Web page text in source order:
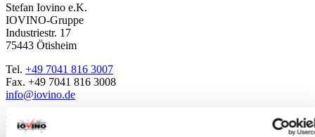
Stefan Iovino e.K.
IOVINO-Gruppe
Industriestr. 17
75443 Ötisheim
Tel. +49 7041 816 3007
Fax. +49 7041 816 3008
info@iovino.de
RÜCKRUFSERVICE